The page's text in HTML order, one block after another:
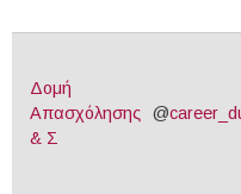
Δομή
Απασχόλησης
& Σ
@